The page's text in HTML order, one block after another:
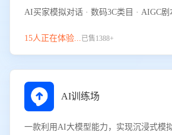
AI买家模拟对话 · 数码3C类目 · AIGC剧
15人正在体验...已售1388+
AI训练场
一款利用AI大模型能力，实现沉浸式模